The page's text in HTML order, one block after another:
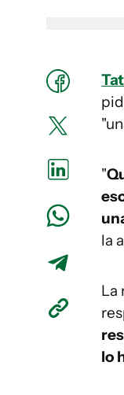
"
la
La
lo